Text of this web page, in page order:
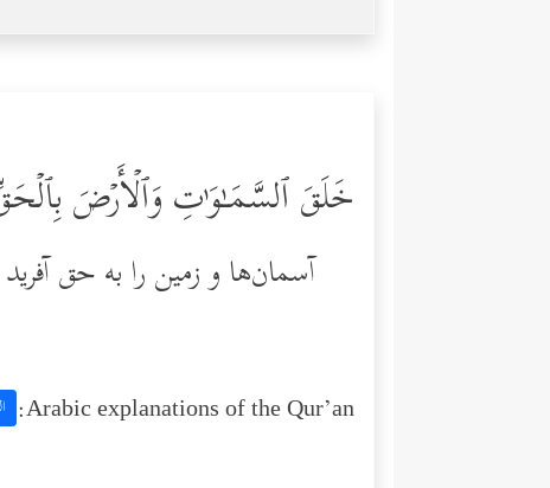
خَلَقَ ٱلسَّمَـٰوَ ٰ⁠تِ وَٱلۡأَرۡضَ
آسمان‌ها و زمین را به حق
Arabic explanations of the Qur’an: